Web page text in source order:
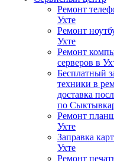
Ремонт
Ухте
Ремонт
Ухте
Ремонт
серверов в
Бесплатный
техники в
доставка
по
Ремонт
Ухте
Заправка
Ухте
Ремонт